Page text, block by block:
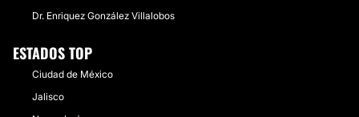
Dr. Enriquez González Villalobos
ESTADOS TOP
Ciudad de México
Jalisco